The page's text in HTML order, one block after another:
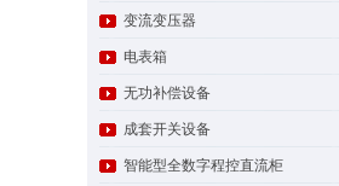
变流变压器
电表箱
无功补偿设备
成套开关设备
智能型全数字程控直流柜